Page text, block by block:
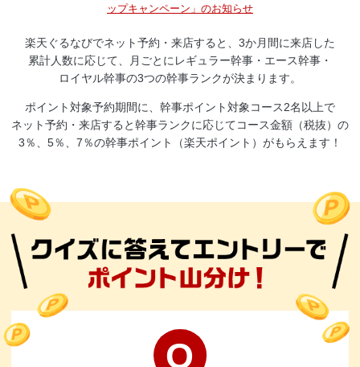
ップキャンペーン」のお知らせ
楽天ぐるなびでネット予約・来店すると、3か月間に来店した
累計人数に応じて、月ごとにレギュラー幹事・エース幹事・
ロイヤル幹事の3つの幹事ランクが決まります。
ポイント対象予約期間に、幹事ポイント対象コース2名以上で
ネット予約・来店すると幹事ランクに応じてコース金額（税抜）の
3％、5％、7％の幹事ポイント（楽天ポイント）がもらえます！